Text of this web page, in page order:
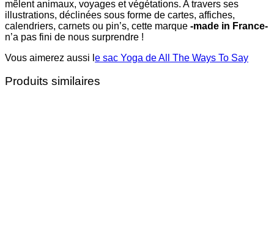
mêlent animaux, voyages et végétations. A travers ses
illustrations, déclinées sous forme de cartes, affiches,
calendriers, carnets ou pin’s, cette marque -made in France-
n’a pas fini de nous surprendre !
Vous aimerez aussi l e sac Yoga de All The Ways To Say
Produits similaires